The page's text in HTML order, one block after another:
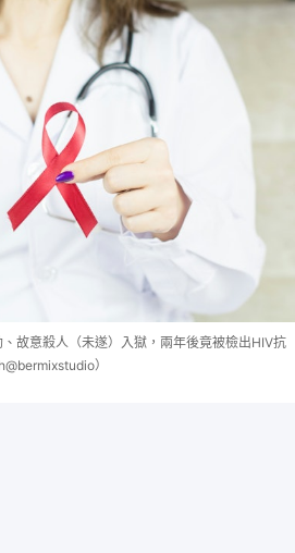
故意殺人（未遂）入獄，兩年後竟被檢出HIV抗
）